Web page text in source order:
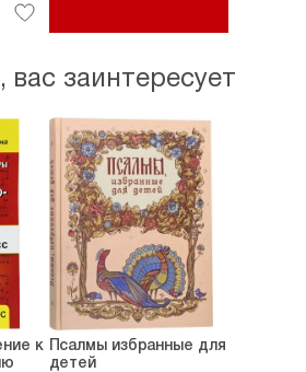
заинтересует
к
Псалмы избранные для
детей